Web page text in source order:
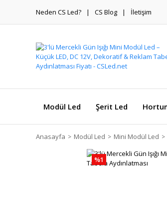
Neden CS Led? CS Blog İletişim
Modül Led Şerit Led
Anasayfa Modül Led Mini Modül Led
%1